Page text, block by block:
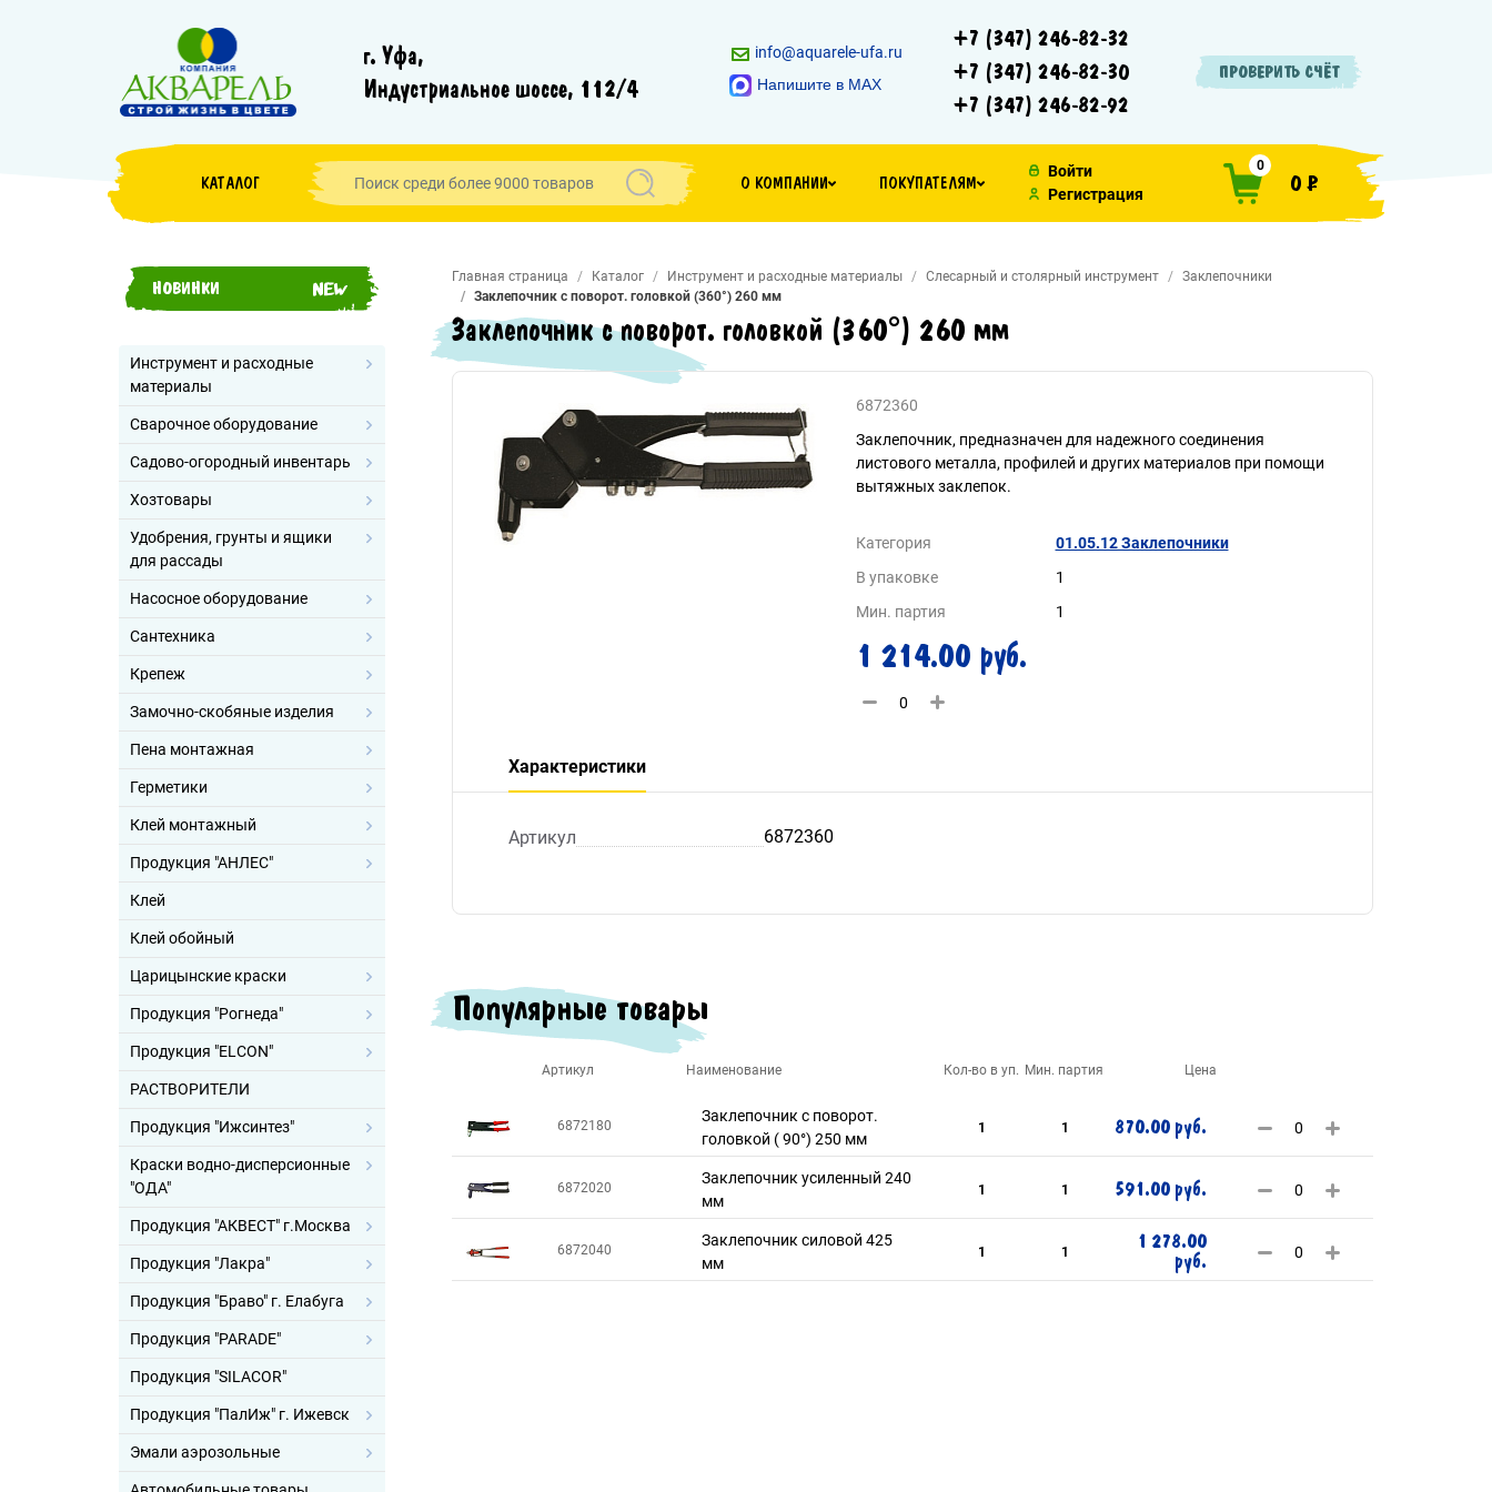
г. Уфа,
Индустриальное шоссе, 112/4
info@aquarele-ufa.ru
Напишите в MAX
+7 (347) 246-82-32
+7 (347) 246-82-30
+7 (347) 246-82-92
ПРОВЕРИТЬ СЧЁТ
КАТАЛОГ О КОМПАНИИ ПОКУПАТЕЛЯМ
Войти
Регистрация
0
0 ₽
НОВИНКИ
Инструмент и расходные
материалы
Сварочное оборудование
Садово-огородный инвентарь
Хозтовары
Удобрения, грунты и ящики
для рассады
Насосное оборудование
Сантехника
Крепеж
Замочно-скобяные изделия
Пена монтажная
Герметики
Клей монтажный
Продукция "АНЛЕС"
Клей
Клей обойный
Царицынские краски
Продукция "Рогнеда"
Продукция "ELCON"
РАСТВОРИТЕЛИ
Продукция "Ижсинтез"
Краски водно-дисперсионные
"ОДА"
Продукция "АКВЕСТ" г.Москва
Продукция "Лакра"
Продукция "Браво" г. Елабуга
Продукция "PARADE"
Продукция "SILACOR"
Продукция "ПалИж" г. Ижевск
Эмали аэрозольные
Главная страница Каталог Инструмент и расходные материалы Слесарный и столярный инструмент
Заклепочники
Заклепочник с поворот. головкой (360°) 260 мм
Заклепочник с поворот. головкой (360°) 260 мм
6872360
Заклепочник, предназначен для надежного соединения
листового металла, профилей и других материалов при помощи
вытяжных заклепок.
Категория
01.05.12 Заклепочники
В упаковке
1
Мин. партия
1
1 214.00 руб.
Характеристики
Артикул 6872360
Популярные товары
Артикул Наименование Кол-во в уп. Мин. партия Цена
6872180
Заклепочник с поворот.
головкой ( 90°) 250 мм
1 1 870.00 руб.
6872020
Заклепочник усиленный 240
мм
1 1 591.00 руб.
6872040
Заклепочник силовой 425
мм
1 1 1 278.00
руб.